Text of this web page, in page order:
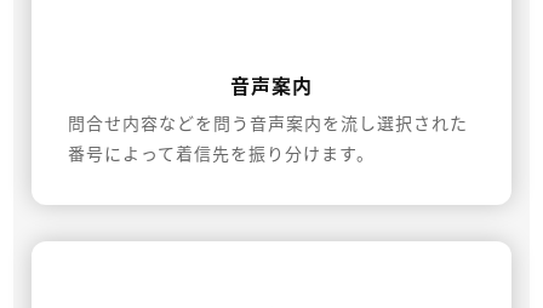
音声案内
問合せ内容などを問う音声案内を流し選択された
番号によって着信先を振り分けます。